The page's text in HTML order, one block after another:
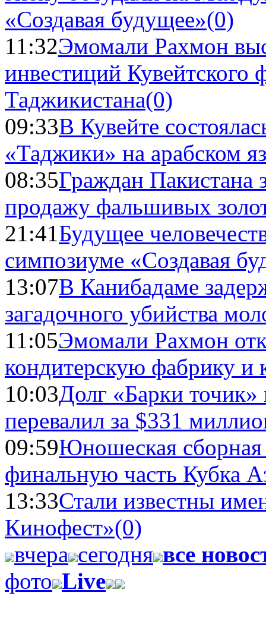
«Создавая будущее»(0)
11:32Эмомали Рахмон
инвестиций Кувейтского
Таджикистана(0)
09:33В Кувейте
«Таджики» на арабском
08:35Граждан Пакистана
продажу фальшивых
21:41Будущее
симпозиуме «Создавая
13:07В Канибадаме
загадочного убийства
11:05Эмомали Рахмон
кондитерскую фабрику и
10:03Долг «Барки
перевалил за $331
09:59Юношеская
финальную часть Кубка
13:33Стали известны
Кинофест»(0)
вчера сегодня все
фото Live